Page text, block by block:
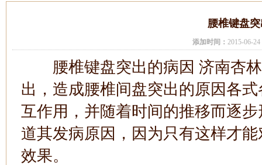
腰椎键盘
添加时间： 2015-06-
腰椎键盘突出的病因 济南杏林
出，造成腰椎间盘突出的原因各
互作用，并随着时间的推移而逐
道其发病原因，因为只有这样才
效果。